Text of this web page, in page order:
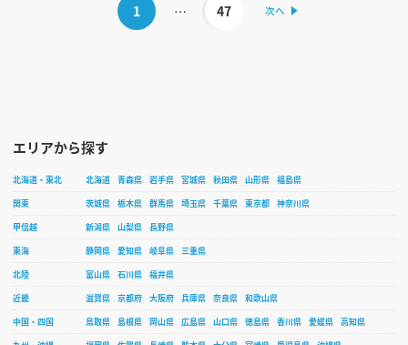
1 … 47
エリアから探す
北海道・東北 北海道 青森県 岩手県 宮城県 秋田県 山形県
福島県
関東
茨城県 栃木県 群馬県 埼玉県 千葉県 東京都
神奈川県
甲信越
新潟県 山梨県
長野県
東海
静岡県 愛知県 岐阜県
三重県
北陸
富山県 石川県
福井県
近畿
滋賀県 京都府 大阪府 兵庫県 奈良県
和歌山県
中国・四国
鳥取県 島根県 岡山県 広島県 山口県 徳島県 香川県 愛媛県
高知県